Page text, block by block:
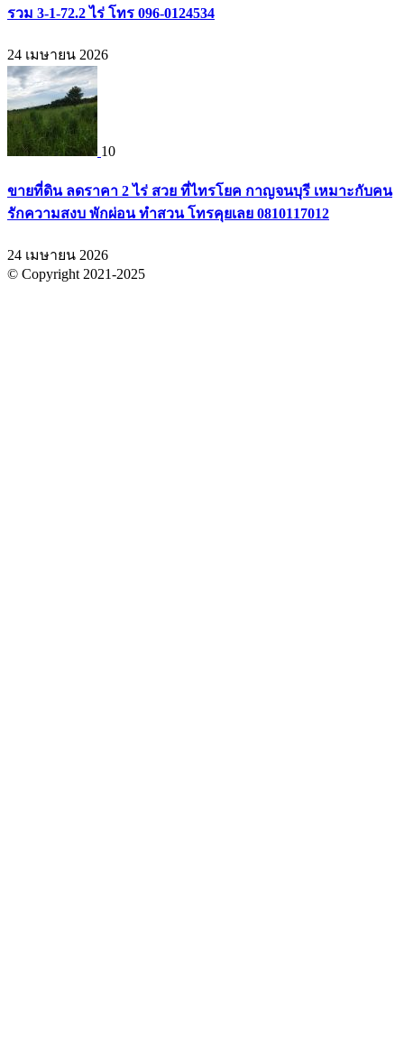
รวม 3-1-72.2 ไร่ โทร 096-0124534
24 เมษายน 2026
10
ขายที่ดิน ลดราคา 2 ไร่ สวย ที่ไทรโยค กาญจนบุรี เหมาะกับคน
รักความสงบ พักผ่อน ทำสวน โทรคุยเลย 0810117012
24 เมษายน 2026
© Copyright 2021-2025